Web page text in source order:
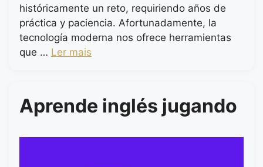
históricamente un reto, requiriendo años de
práctica y paciencia. Afortunadamente, la
tecnología moderna nos ofrece herramientas
que … Ler mais
Aprende inglés jugando